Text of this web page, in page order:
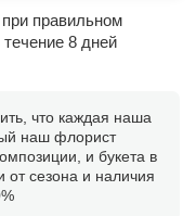
правильном
8 дней
что каждая наша
наш флорист
и букета в
от сезона и наличия